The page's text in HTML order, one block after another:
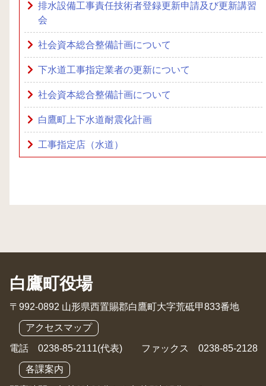
排水設備工事責任技術者登録更新申請及び更新講習
会
社会資本総合整備計画について
下水道工事指定業者の更新について
社会資本総合整備計画について
白鷹町上下水道耐震化計画
工事指定店（水道）
白鷹町役場
〒992-0892 山形県西置賜郡白鷹町大字荒砥甲833番地
アクセスマップ
電話 0238-85-2111(代表) ファックス 0238-85-2128
各課案内